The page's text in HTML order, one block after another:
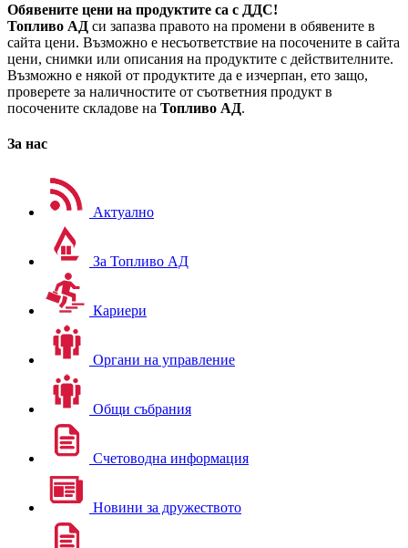
Обявените цени на продуктите са с ДДС!
Топливо АД си запазва правото на промени в обявените в
сайта цени. Възможно е несъответствие на посочените в сайта
цени, снимки или описания на продуктите с действителните.
Възможно е някой от продуктите да е изчерпан, ето защо,
проверете за наличностите от съответния продукт в
посочените складове на Топливо АД.
За нас
Актуално
За Топливо АД
Кариери
Органи на управление
Общи събрания
Счетоводна информация
Новини за дружеството